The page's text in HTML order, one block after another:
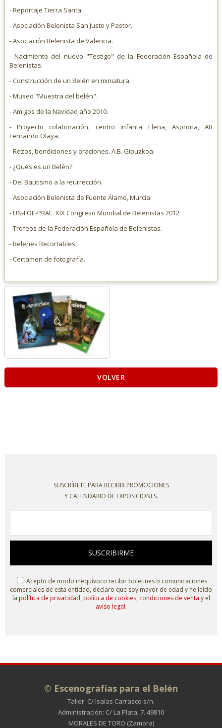
- Reportaje Tierra Santa.
- Asociación Belenista San Justo y Pastor.
- Asociación Belenista de Valencia.
- Nacimiento del nuevo "Testigo" de la Federación Española de
Belenistas.
- Construcción de un Belén en miniatura.
- Museo "Muestra del belén".
- Amigos de la Navidad año 2010.
- Proyecto colaboración, centro Infanta Elena, Asprona, AB
Fernando Olaya.
- Rezos, bendiciones y oraciones. A.B. Gipuzkoa.
- ¿Qués es un Belén?
- Del Bautismo a la reurrección.
- Asociación Belenista de Fuente Álamo, Murcia.
- UN-FOE-PRAE. XIX Congreso Mundial de Belenistas 2012.
- Trofeos de la Federación Española de Belenistas.
- Belenes Recortables.
- Certamen de fotografía.
VOLVER
SUSCRÍBETE PARA RECIBIR PROMOCIONES
Y CALENDARIO DE EXPOSICIONES.
SUSCRIBIRME
Acepto de modo inequívoco recibir boletines o comunicaciones
comerciales de esta entidad, declaro que soy mayor de edad y he leído
la política de privacidad, política de cookies, condiciones de venta y el
aviso legal.
© Escenografías para el Belén
Taller: C/ Isaías Carrasco s/n.
Administración: C/ La Plata, 7. 49810
MORALES DE TORO (Zamora)